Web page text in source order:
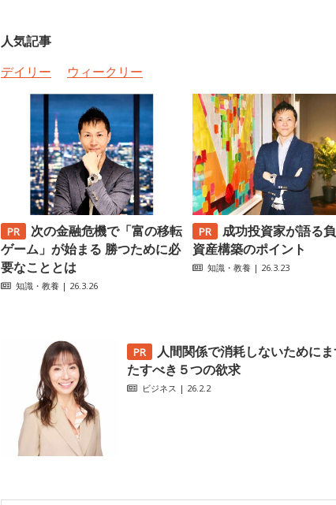
人気記事
デイリー
ウィークリー
次の金融危機で「富の移転
ゲーム」が始まる 勝つために必
要なこととは
知識・教養 | 26.3.26
成功投資家が語る
資産構築のポイント
知識・教養 | 26.3.23
人間関係で消耗しないために
たすべき５つの欲求
ビジネス | 26.2.2